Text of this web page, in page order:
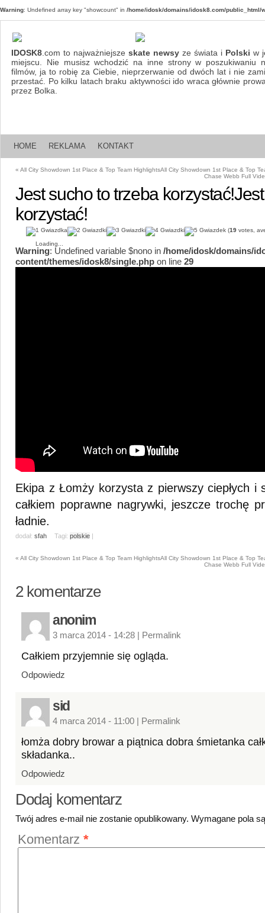
Warning: Undefined array key "showcount" in /home/idosk/domains/idosk8.com/public_html/
IDOSK8 .com to najważniejsze skate newsy ze świata i Polski w
miejscu. Nie musisz wchodzić na inne strony w poszukiwaniu
filmów, ja to robię za Ciebie, nieprzerwanie od dwóch lat i nie
przestać. Po kilku latach braku aktywności ido wraca głównie
przez Bolka.
HOME REKLAMA KONTAKT
« All City Showdown 1st Place & Top Team HighlightsAll City Showdown 1st Place & Top
Chase Webb Full
Jest sucho to trzeba korzystać!
korzystać!
(19 votes,
Loading...
Warning: Undefined variable $nono in /home/idosk/domains/
content/themes/idosk8/single.php on line 29
Ekipa z Łomży korzysta z pierwszy ciepłych i
całkiem poprawne nagrywki, jeszcze trochę
ładnie.
dodał: sfah Tagi: polskie |
« All City Showdown 1st Place & Top Team HighlightsAll City Showdown 1st Place & Top
Chase Webb Full
2 komentarze
anonim
3 marca 2014 - 14:28 | Permalink
Całkiem przyjemnie się ogląda.
Odpowiedz
sid
4 marca 2014 - 11:00 | Permalink
łomża dobry browar a piątnica dobra śmietanka
składanka..
Odpowiedz
Dodaj komentarz
Twój adres e-mail nie zostanie opublikowany. Wymagane pola
Komentarz *